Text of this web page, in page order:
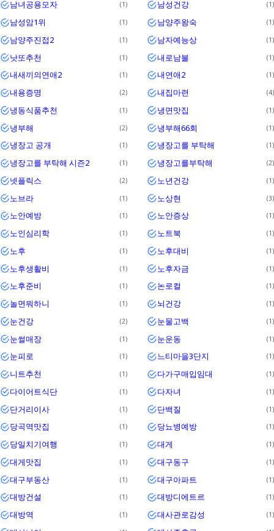
남녀공용모자 1 남성건강 1
남성암1위 1 남양주왕숙 1
남양주진접2 1 남자예능상 1
낫또추천 1 내로남불 1
내새끼의연애2 1 내연애2 1
내용증명 2 내집마련 4
냉동식품추천 1 냉면맛집 1
냉부해 2 냉부해66회 1
냉장고 공개 1 냉장고를 부탁해 1
냉장고를 부탁해 시즌2 1 냉장고를부탁해 2
넷플릭스 2 노년건강 1
노브라 1 노상현 3
노안예방 1 노안증상 1
노인심리학 1 노트북 1
노후 1 노후대비 1
노후생활비 1 노후자금 1
노후준비 1 논로컬 1
놀면뭐하니 1 뇌건강 1
눈건강 2 눈물고백 1
눈썰매장 1 눈운동 1
눈피로 1 느티마을3단지 1
니트추천 1 다가구매입임대 1
다이어트식단 1 다자녀 1
단거리이사 1 단백질 1
당곡역맛집 1 당뇨병예방 1
당일치기여행 1 대게 1
대게맛집 1 대구동구 1
대구부동산 1 대구아파트 1
대방건설 1 대방디에트르 1
대방역 1 대사관로감성 1